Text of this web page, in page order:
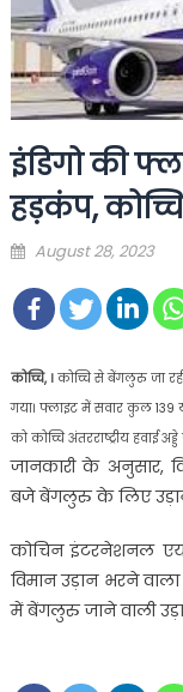
इंडिगो की
हड़कंप,
Posted
August 28, 2023
कोच्चि, । कोच्चि से बेंगलुरु जा
गया। फ्लाइट में सवार कुल 139
को कोच्चि अंतरराष्ट्रीय हवाई
जानकारी के अनुसार,
बजे बेंगलुरु के लिए उड़ान
कोचिन इंटरनेशनल
विमान उड़ान भरने
में बेंगलुरु जाने वाली